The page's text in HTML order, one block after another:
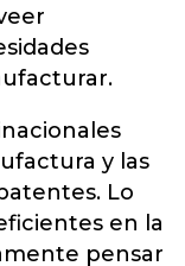
y las
Lo
en la
pensar